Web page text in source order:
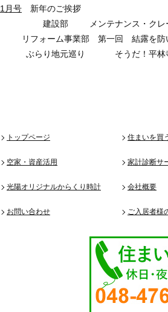
1月号
新年のご挨拶
建設部
メンテナンス・ク
リフォーム事業部
第一回 結露を防
ぶらり地元巡り
そうだ！平林
トップページ 住まいを買
空家・資産活用 家計診断サ
光陽オリジナルからくり時計 会社概要
お問い合わせ ご入居者様